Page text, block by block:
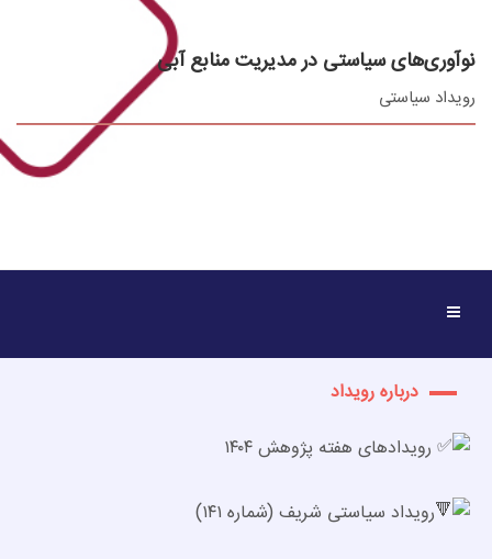
نوآوری‌های سیاستی در مدیریت منابع آبی
رویداد سیاستی
درباره رویداد
رویدادهای هفته پژوهش ۱۴۰۴
رویداد سیاستی شریف (شماره ۱۴۱)